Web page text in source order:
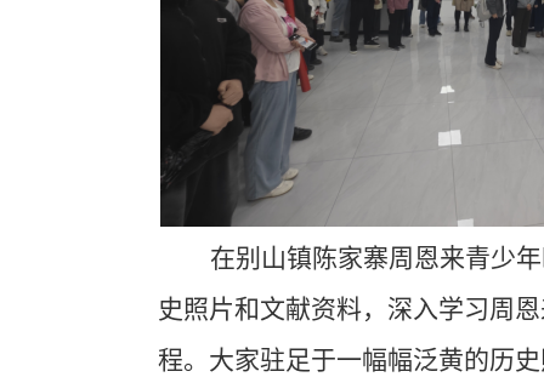
在别山镇陈家寨周恩来青少
史照片和文献资料，深入学习周
程。大家驻足于一幅幅泛黄的历